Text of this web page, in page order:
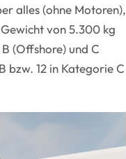
alles (ohne Motoren),
von 5.300 kg
(Offshore) und C
bzw. 12 in Kategorie C